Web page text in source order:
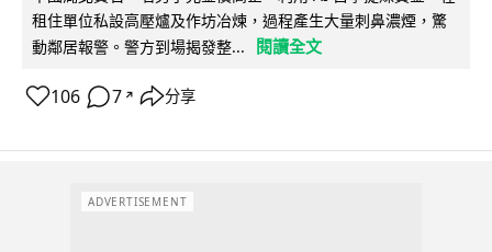
租住單位私設高壓爐及作坊冶煉，過程產生大量刺鼻濃煙，驚
動鄰居報警。警方到場揭發整...
閱讀全文
106 7 ↗ 分享
ADVERTISEMENT